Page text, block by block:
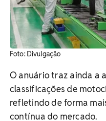
Foto: Divulgação
O anuário traz ainda a
classificações de
refletindo de forma
contínua do mercado.